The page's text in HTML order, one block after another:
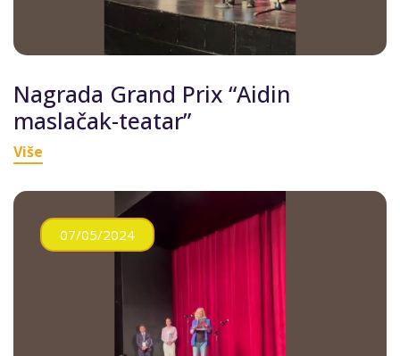
Nagrada Grand Prix “Aidin
maslačak-teatar”
Više
07/05/2024